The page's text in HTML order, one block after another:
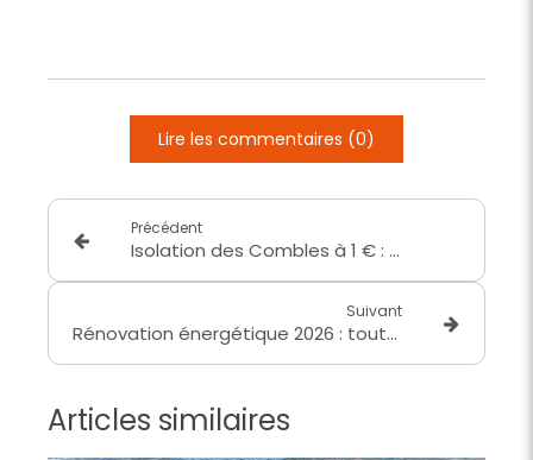
Lire les commentaires (0)
Précédent
Isolation des Combles à 1 € : Une Opportunité Économique pour les Revenus Modestes
Suivant
Rénovation énergétique 2026 : toutes les nouvelles obligations pour les logements F et G à Lyon et dans le Rhône
Articles similaires